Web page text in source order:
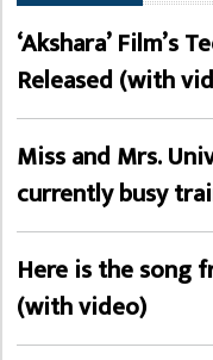
‘Akshara’ Film’s
Released (with
Miss and Mrs.
currently busy
Here is the song
(with video)